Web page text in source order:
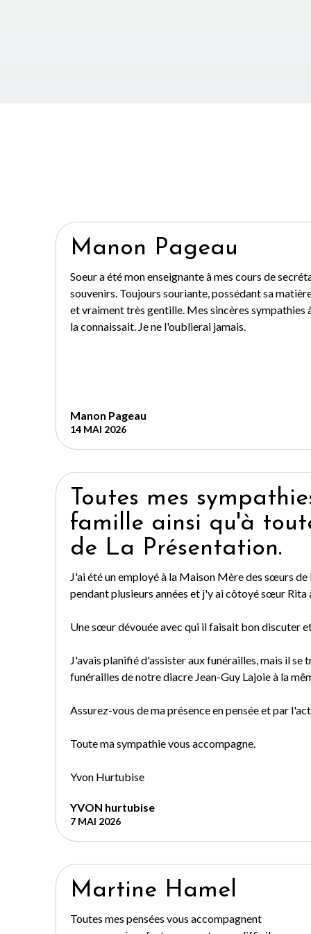
Manon Pageau
Soeur a été mon enseignante à mes cours de
souvenirs. Toujours souriante, possédant sa
et vraiment très gentille. Mes sincères sympathies
la connaissait. Je ne l'oublierai jamais.
Manon Pageau
14 MAI 2026
Toutes mes
famille ainsi qu'à
de La Présentation.
J'ai été un employé à la Maison Mère des sœurs
pendant plusieurs années et j'y ai côtoyé sœur Rita
Une sœur dévouée avec qui il faisait bon discuter
J'avais planifié d'assister aux funérailles, mais il se
funérailles de notre diacre Jean-Guy Lajoie à la
Assurez-vous de ma présence en pensée et par
Toute ma sympathie vous accompagne.
Yvon Hurtubise
YVON hurtubise
7 MAI 2026
Martine Hamel
Toutes mes pensées vous accompagnent